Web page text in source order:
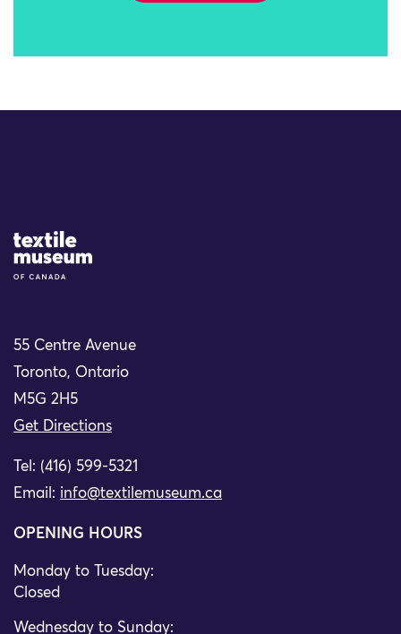
Site Logo
55 Centre Avenue
Toronto, Ontario
M5G 2H5
Get Directions
Tel: (416) 599-5321
Email: info@textilemuseum.ca
OPENING HOURS
Monday to Tuesday:
Closed
Wednesday to Sunday: